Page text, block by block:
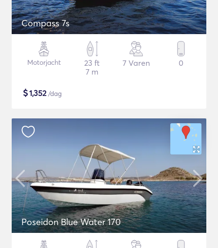
Compass 7s
Motorjacht
23 ft
7 m
7 Varen 0
$1,352/dag
Poseidon Blue Water 170